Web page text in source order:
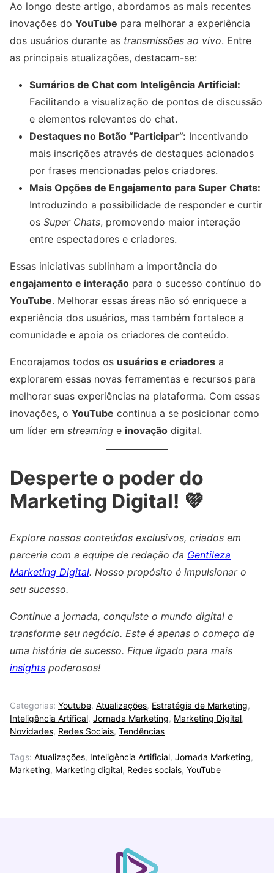
Ao longo deste artigo, abordamos as mais recentes
inovações do YouTube para melhorar a experiência
dos usuários durante as transmissões ao vivo. Entre
as principais atualizações, destacam-se:
Sumários de Chat com Inteligência Artificial:
Facilitando a visualização de pontos de discussão
e elementos relevantes do chat.
Destaques no Botão “Participar”: Incentivando
mais inscrições através de destaques acionados
por frases mencionadas pelos criadores.
Mais Opções de Engajamento para Super Chats:
Introduzindo a possibilidade de responder e curtir
os Super Chats, promovendo maior interação
entre espectadores e criadores.
Essas iniciativas sublinham a importância do
engajamento e interação para o sucesso contínuo do
YouTube. Melhorar essas áreas não só enriquece a
experiência dos usuários, mas também fortalece a
comunidade e apoia os criadores de conteúdo.
Encorajamos todos os usuários e criadores a
explorarem essas novas ferramentas e recursos para
melhorar suas experiências na plataforma. Com essas
inovações, o YouTube continua a se posicionar como
um líder em streaming e inovação digital.
Desperte o poder do
Marketing Digital! 💜
Explore nossos conteúdos exclusivos, criados em
parceria com a equipe de redação da Gentileza
Marketing Digital. Nosso propósito é impulsionar o
seu sucesso.
Continue a jornada, conquiste o mundo digital e
transforme seu negócio. Este é apenas o começo de
uma história de sucesso. Fique ligado para mais
insights poderosos!
Categorias: Youtube, Atualizações, Estratégia de Marketing,
Inteligência Artifical, Jornada Marketing, Marketing Digital,
Novidades, Redes Sociais, Tendências
Tags: Atualizações, Inteligência Artificial, Jornada Marketing,
Marketing, Marketing digital, Redes sociais, YouTube